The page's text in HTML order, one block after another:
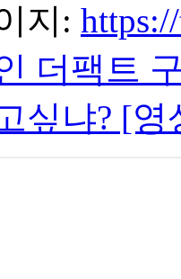
지:
더팩트
싶냐? [